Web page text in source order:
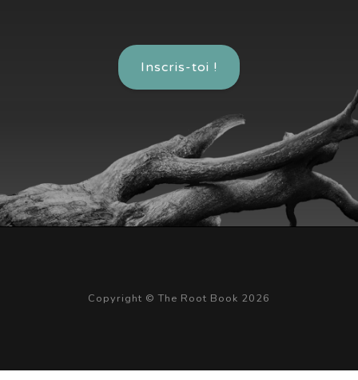
Inscris-toi !
Copyright © The Root Book 2026